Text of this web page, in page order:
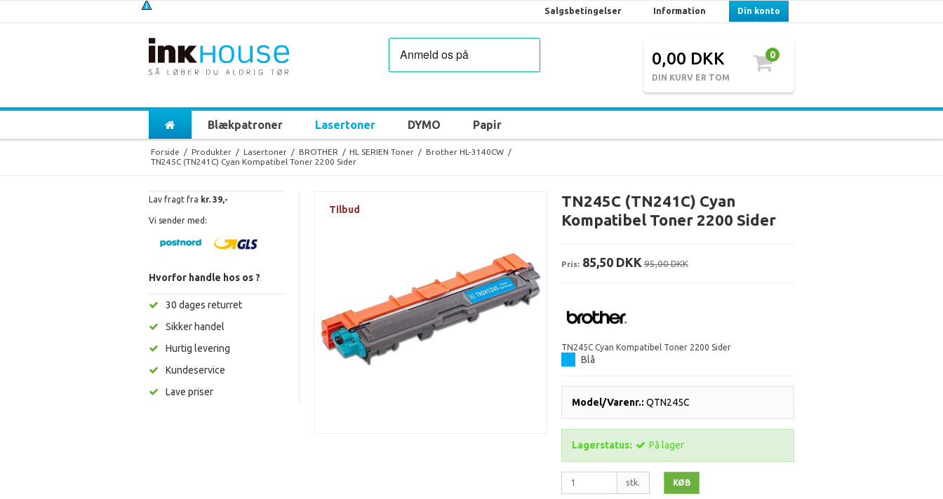
Salgsbetingelser Information Din konto
0,00 DKK
DIN KURV ER TOM
0
Blækpatroner Lasertoner DYMO Papir
Forside / Produkter / Lasertoner / BROTHER / HL SERIEN Toner / Brother HL-3140CW /
TN245C (TN241C) Cyan Kompatibel Toner 2200 Sider
Tilbud
TN245C (TN241C) Cyan
Kompatibel Toner 2200 Sider
Pris:85,50 DKK 95,00 DKK
TN245C Cyan Kompatibel Toner 2200 Sider
Blå
Model/Varenr.: QTN245C
Lagerstatus: På lager
stk. KØB
Lav fragt fra kr. 39,-
Vi sender med:
Hvorfor handle hos os ?
30 dages returret
Sikker handel
Hurtig levering
Kundeservice
Lave priser